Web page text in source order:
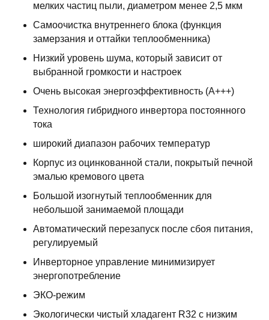
мелких частиц пыли, диаметром менее 2,5 мкм
Самоочистка внутреннего блока (функция
замерзания и оттайки теплообменника)
Низкий уровень шума, который зависит от
выбранной громкости и настроек
Очень высокая энергоэффективность (А+++)
Технология гибридного инвертора постоянного
тока
широкий диапазон рабочих температур
Корпус из оцинкованной стали, покрытый печной
эмалью кремового цвета
Большой изогнутый теплообменник для
небольшой занимаемой площади
Автоматический перезапуск после сбоя питания,
регулируемый
Инверторное управление минимизирует
энергопотребление
ЭКО-режим
Экологически чистый хладагент R32 с низким